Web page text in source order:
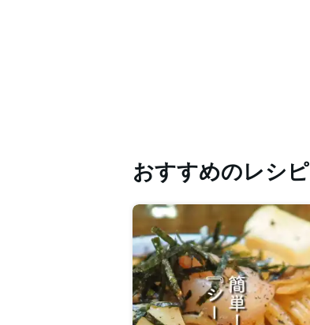
おすすめのレシピ